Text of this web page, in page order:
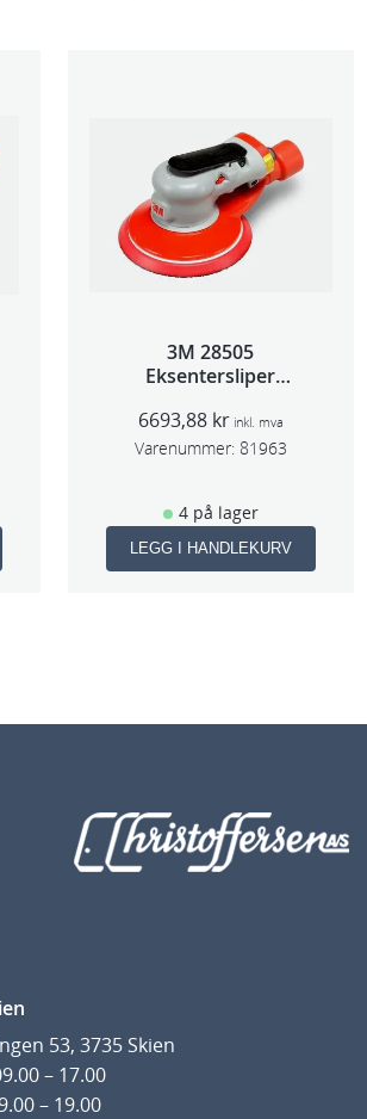
3M 28505
Eksentersliper
slag 75mm
6693,88 kr inkl. mva
Varenummer: 81963
4 på lager
LEGG I HANDLEKURV
53, 3735 Skien
– 17.00
– 19.00